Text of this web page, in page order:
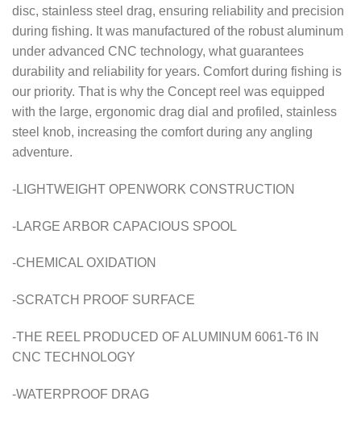
disc, stainless steel drag, ensuring reliability and precision
during fishing. It was manufactured of the robust aluminum
under advanced CNC technology, what guarantees
durability and reliability for years. Comfort during fishing is
our priority. That is why the Concept reel was equipped
with the large, ergonomic drag dial and profiled, stainless
steel knob, increasing the comfort during any angling
adventure.
-LIGHTWEIGHT OPENWORK CONSTRUCTION
-LARGE ARBOR CAPACIOUS SPOOL
-CHEMICAL OXIDATION
-SCRATCH PROOF SURFACE
-THE REEL PRODUCED OF ALUMINUM 6061-T6 IN
CNC TECHNOLOGY
-WATERPROOF DRAG